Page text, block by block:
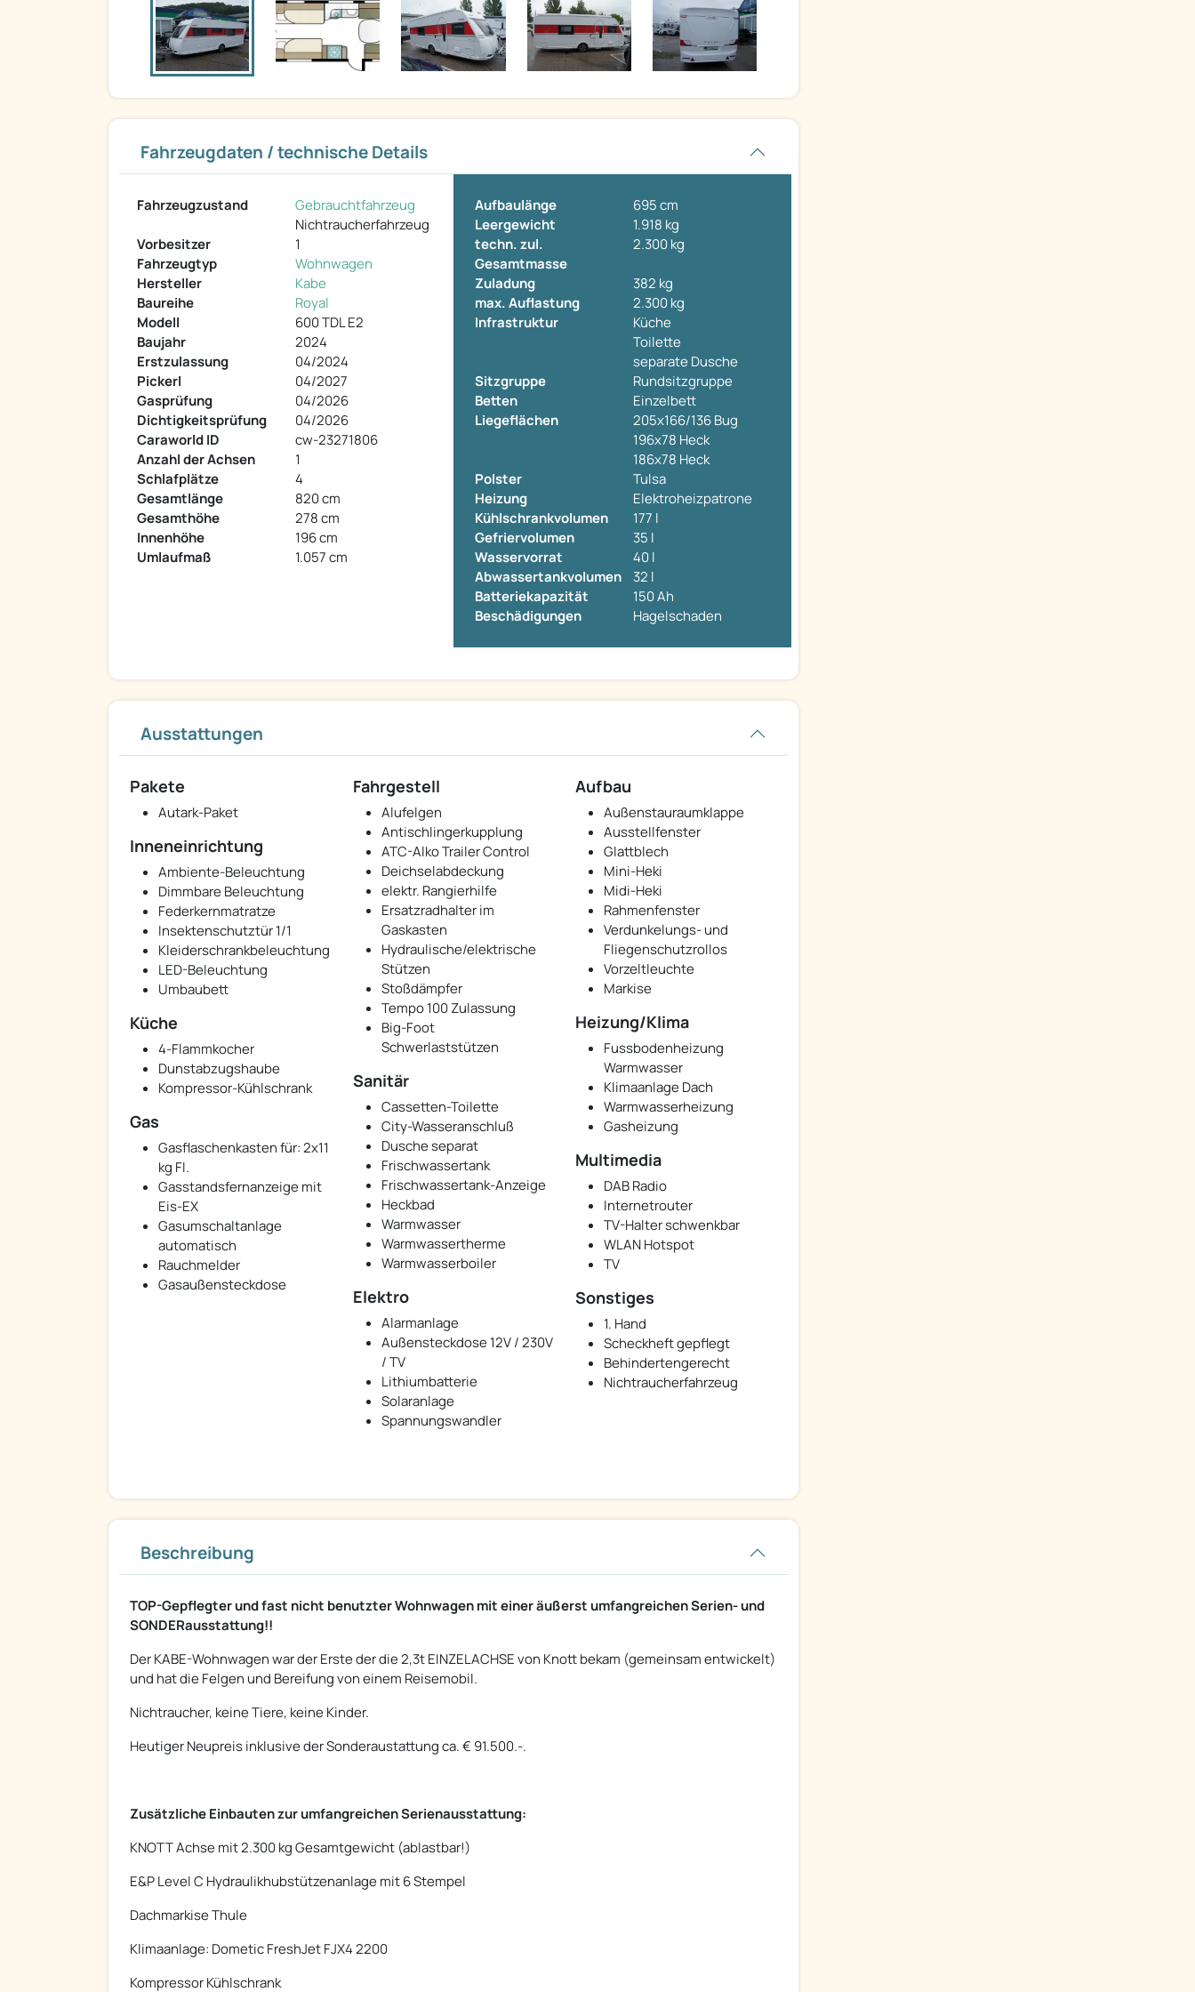
Fahrzeugdaten / technische Details
Fahrzeugzustand
Gebrauchtfahrzeug
Nichtraucherfahrzeug
Vorbesitzer
1
Fahrzeugtyp
Wohnwagen
Hersteller
Kabe
Baureihe
Royal
Modell
600 TDL E2
Baujahr
2024
Erstzulassung
04/2024
Pickerl
04/2027
Gasprüfung
04/2026
Dichtigkeitsprüfung
04/2026
Caraworld ID
cw-23271806
Anzahl der Achsen
1
Schlafplätze
4
Gesamtlänge
820 cm
Gesamthöhe
278 cm
Innenhöhe
196 cm
Umlaufmaß
1.057 cm
Aufbaulänge
695 cm
Leergewicht
1.918 kg
techn. zul.
Gesamtmasse
2.300 kg
Zuladung
382 kg
max. Auflastung
2.300 kg
Infrastruktur
Küche
Toilette
separate Dusche
Sitzgruppe
Rundsitzgruppe
Betten
Einzelbett
Liegeflächen
205x166/136 Bug
196x78 Heck
186x78 Heck
Polster
Tulsa
Heizung
Elektroheizpatrone
Kühlschrankvolumen
177 l
Gefriervolumen
35 l
Wasservorrat
40 l
Abwassertankvolumen
32 l
Batteriekapazität
150 Ah
Beschädigungen
Hagelschaden
Ausstattungen
Pakete
Autark-Paket
Fahrgestell
Alufelgen
Antischlingerkupplung
ATC-Alko Trailer Control
Deichselabdeckung
elektr. Rangierhilfe
Ersatzradhalter im
Gaskasten
Hydraulische/elektrische
Stützen
Stoßdämpfer
Tempo 100 Zulassung
Big-Foot
Schwerlaststützen
Aufbau
Außenstauraumklappe
Ausstellfenster
Glattblech
Mini-Heki
Midi-Heki
Rahmenfenster
Verdunkelungs- und
Fliegenschutzrollos
Vorzeltleuchte
Markise
Inneneinrichtung
Ambiente-Beleuchtung
Dimmbare Beleuchtung
Federkernmatratze
Insektenschutztür 1/1
Kleiderschrankbeleuchtung
LED-Beleuchtung
Umbaubett
Heizung/Klima
Fussbodenheizung
Warmwasser
Klimaanlage Dach
Warmwasserheizung
Gasheizung
Küche
4-Flammkocher
Dunstabzugshaube
Kompressor-Kühlschrank
Sanitär
Cassetten-Toilette
City-Wasseranschluß
Dusche separat
Frischwassertank
Frischwassertank-Anzeige
Heckbad
Warmwasser
Warmwassertherme
Warmwasserboiler
Gas
Gasflaschenkasten für: 2x11
kg Fl.
Gasstandsfernanzeige mit
Eis-EX
Gasumschaltanlage
automatisch
Rauchmelder
Gasaußensteckdose
Multimedia
DAB Radio
Internetrouter
TV-Halter schwenkbar
WLAN Hotspot
TV
Elektro
Alarmanlage
Außensteckdose 12V / 230V
/ TV
Lithiumbatterie
Solaranlage
Spannungswandler
Sonstiges
1. Hand
Scheckheft gepflegt
Behindertengerecht
Nichtraucherfahrzeug
Beschreibung
TOP-Gepflegter und fast nicht benutzter Wohnwagen mit einer äußerst umfangreichen Serien- und
SONDERausstattung!!
Der KABE-Wohnwagen war der Erste der die 2,3t EINZELACHSE von Knott bekam (gemeinsam entwickelt)
und hat die Felgen und Bereifung von einem Reisemobil.
Nichtraucher, keine Tiere, keine Kinder.
Heutiger Neupreis inklusive der Sonderaustattung ca. € 91.500.-.
Zusätzliche Einbauten zur umfangreichen Serienausstattung:
KNOTT Achse mit 2.300 kg Gesamtgewicht (ablastbar!)
E&P Level C Hydraulikhubstützenanlage mit 6 Stempel
Dachmarkise Thule
Klimaanlage: Dometic FreshJet FJX4 2200
Kompressor Kühlschrank